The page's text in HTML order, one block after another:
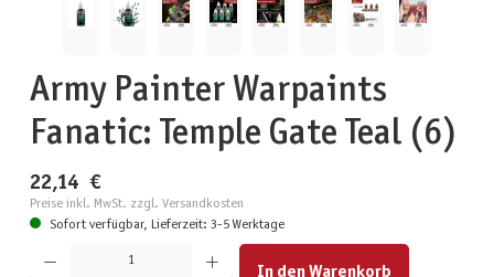
Army Painter Warpaints
Fanatic: Temple Gate Teal (6)
22,14 €
Preise inkl. MwSt. zzgl. Versandkosten
Sofort verfügbar, Lieferzeit: 3-5 Werktage
Produkt Anzahl: Gib den gewünschten Wert ein oder benutze die Schaltflächen um die Anzahl zu
In den Warenkorb